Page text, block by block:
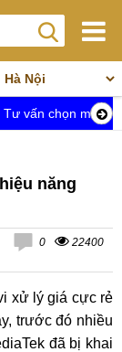
Tư vấn chọn mua
năng
0 22400
xử lý giá cực rẻ
trước đó nhiều
đã bị khai